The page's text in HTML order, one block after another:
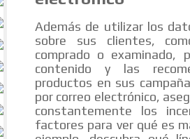
Además de utilizar los
sobre sus clientes,
comprado o examinado,
contenido y las
productos en sus
por correo electrónico,
constantemente los
factores para ver qué es